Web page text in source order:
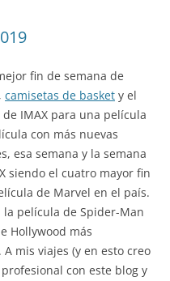
fin de semana de
camisetas de basket y el
IMAX para una película
con más nuevas
esa semana y la semana
siendo el cuatro mayor fin
de Marvel en el país.
la película de Spider-Man
Hollywood más
mis viajes (y en esto creo
con este blog y